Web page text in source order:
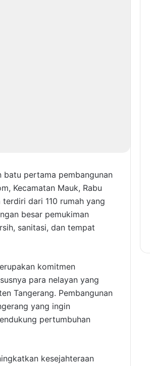
batu pertama pembangunan
Kecamatan Mauk, Rabu
dari 110 rumah yang
besar pemukiman
sanitasi, dan tempat
komitmen
para nelayan yang
Tangerang. Pembangunan
yang ingin
pertumbuhan
kesejahteraan